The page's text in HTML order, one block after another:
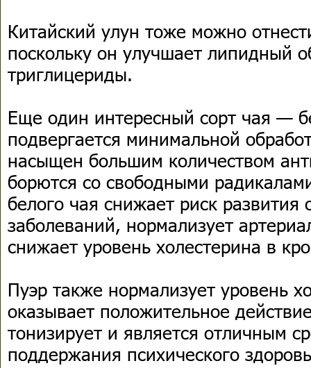
Китайский улун тоже можно
поскольку он улучшает липидный
триглицериды.
Еще один интересный сорт чая —
подвергается минимальной
насыщен большим количеством
борются со свободными
белого чая снижает риск развития
заболеваний, нормализует
снижает уровень холестерина в
Пуэр также нормализует уровень
оказывает положительное
тонизирует и является отличным
поддержания психического